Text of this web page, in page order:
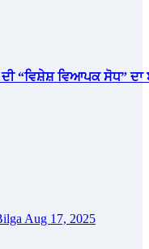
“ਵਿਸ਼ੇਸ਼ ਵਿਆਪਕ ਸੋਧ” ਦਾ
Aug 17, 2025